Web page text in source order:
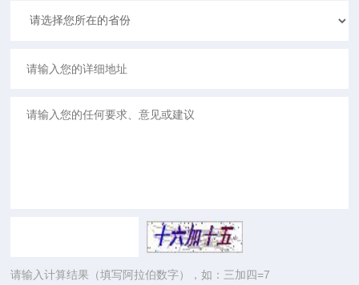
请输入计算结果（填写阿拉伯数字），如：三加四=7